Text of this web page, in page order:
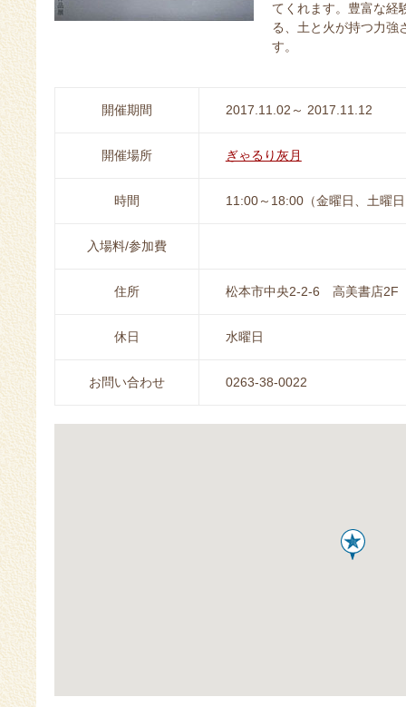
てくれます。豊富な経
る、土と火が持つ力強
す。
開催期間 2017.11.02～ 2017.11.12
開催場所 ぎゃるり灰月
時間 11:00～18:00（金曜日、土曜
入場料/参加費
住所 松本市中央2-2-6 高美書店2F
休日 水曜日
お問い合わせ 0263-38-0022